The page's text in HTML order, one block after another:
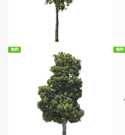
無料ダウンロード
無料
無料ダウンロード
無料